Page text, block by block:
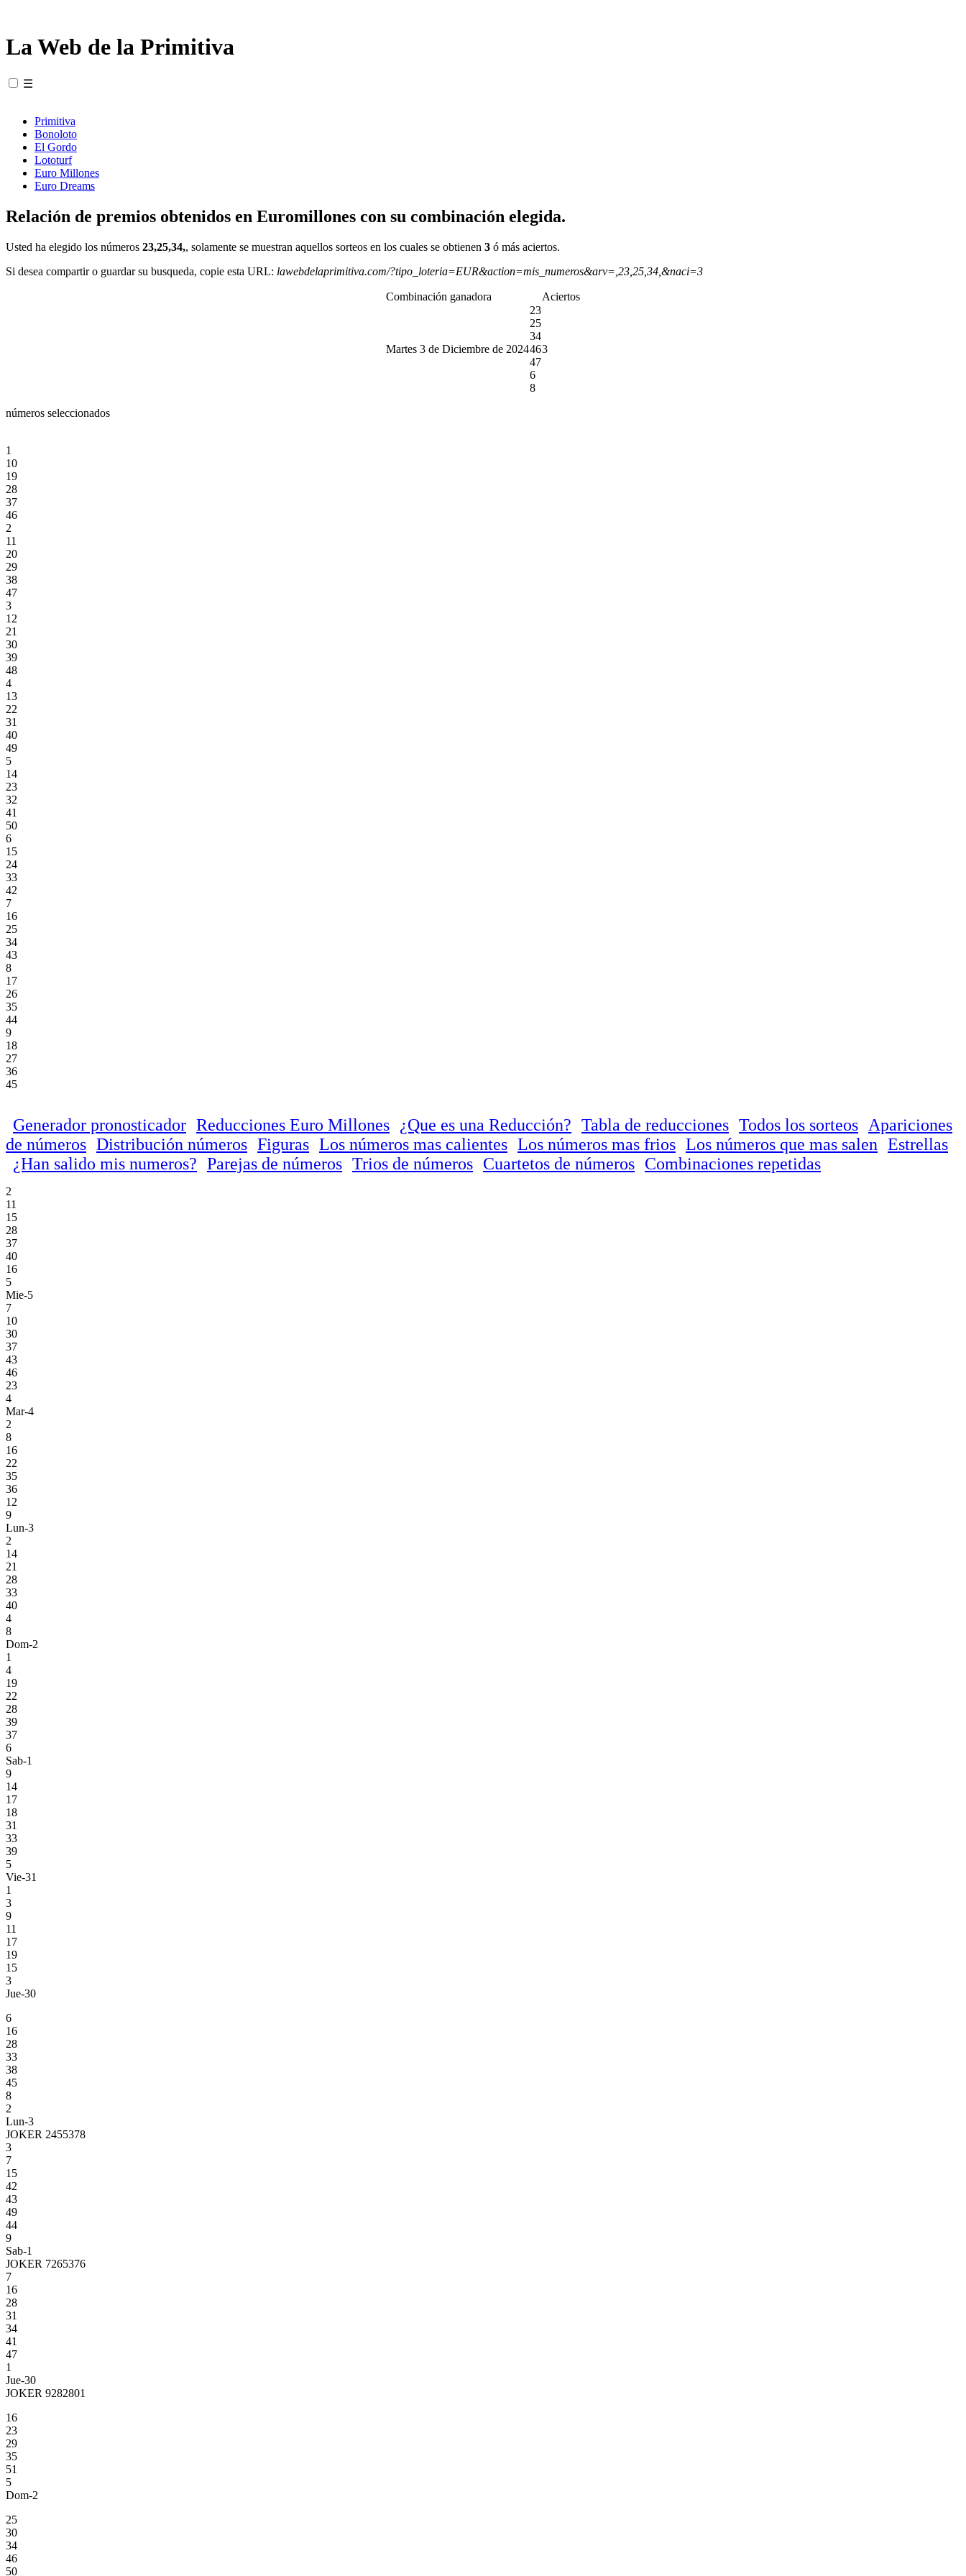
La Web de la Primitiva
☰
Primitiva
Bonoloto
El Gordo
Lototurf
Euro Millones
Euro Dreams
Relación de premios obtenidos en Euromillones con su combinación elegida.
Usted ha elegido los números 23,25,34,, solamente se muestran aquellos sorteos en los cuales se obtienen 3 ó más aciertos.
Si desea compartir o guardar su busqueda, copie esta URL: lawebdelaprimitiva.com/?tipo_loteria=EUR&action=mis_numeros&arv=,23,25,34,&naci=3
Combinación ganadora Aciertos
Martes 3 de Diciembre de 2024
23
25
34
46
47
6
8
3
números seleccionados
1
10
19
28
37
46
2
11
20
29
38
47
3
12
21
30
39
48
4
13
22
31
40
49
5
14
23
32
41
50
6
15
24
33
42
7
16
25
34
43
8
17
26
35
44
9
18
27
36
45
Generador pronosticador Reducciones Euro Millones ¿Que es una Reducción? Tabla de reducciones Todos los sorteos
Apariciones
de números Distribución números Figuras Los números mas calientes Los números mas frios Los números que mas salen Estrellas
¿Han salido mis numeros? Parejas de números Trios de números Cuartetos de números Combinaciones repetidas
2
11
15
28
37
40
16
5
Mie-5
7
10
30
37
43
46
23
4
Mar-4
2
8
16
22
35
36
12
9
Lun-3
2
14
21
28
33
40
4
8
Dom-2
1
4
19
22
28
39
37
6
Sab-1
9
14
17
18
31
33
39
5
Vie-31
1
3
9
11
17
19
15
3
Jue-30
6
16
28
33
38
45
8
2
Lun-3
JOKER 2455378
3
7
15
42
43
49
44
9
Sab-1
JOKER 7265376
7
16
28
31
34
41
47
1
Jue-30
JOKER 9282801
16
23
29
35
51
5
Dom-2
25
30
34
46
50